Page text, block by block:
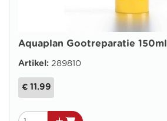
Aquaplan Gootreparatie 150ml
Artikel: 289810
€ 11.99